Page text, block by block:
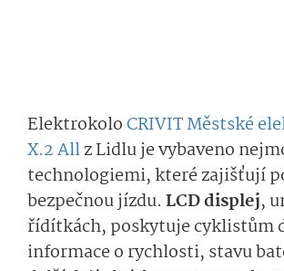
ElektrokoloCRIVIT Městské
X.2 Allz Lidlu je vybaveno
technologiemi, které zajišťují
bezpečnou jízdu. LCD displej,
řídítkách, poskytuje cyklistům
informace o rychlosti, stavu